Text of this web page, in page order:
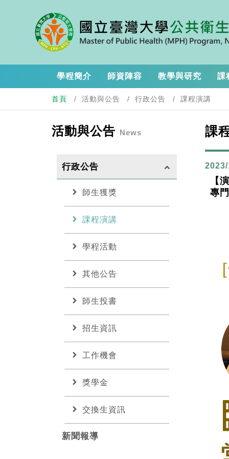
學程簡介 師資陣容 教學與研究 課
首頁 活動與公告 行政公告 課程演講
活動與公告 News
行政公告 keyboard_arrow_up
chevron_right 師生獲獎
chevron_right 課程演講
chevron_right 學程活動
chevron_right 其他公告
chevron_right 師生投書
chevron_right 招生資訊
chevron_right 工作機會
chevron_right 獎學金
chevron_right 交換生資訊
新聞報導
課
【
專